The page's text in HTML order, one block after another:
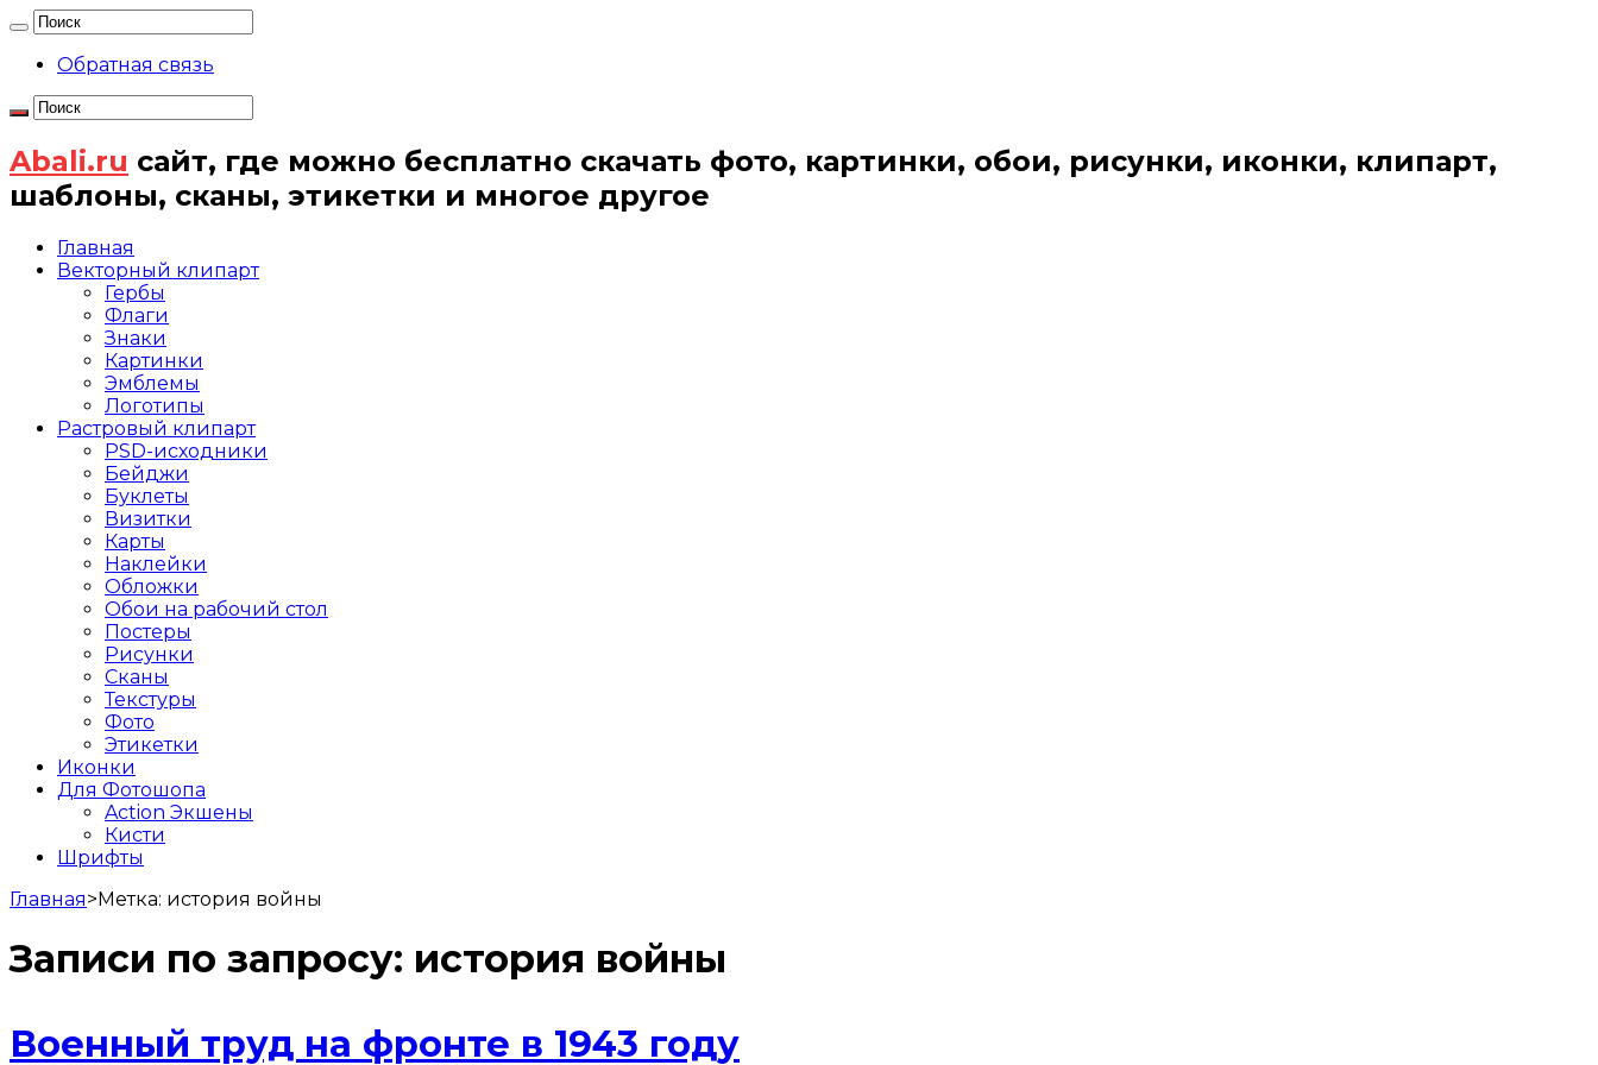
Обратная связь
Abali.ru сайт, где можно бесплатно скачать фото, картинки, обои, рисунки, иконки, клипарт,
шаблоны, сканы, этикетки и многое другое
Главная
Векторный клипарт
Гербы
Флаги
Знаки
Картинки
Эмблемы
Логотипы
Растровый клипарт
PSD-исходники
Бейджи
Буклеты
Визитки
Карты
Наклейки
Обложки
Обои на рабочий стол
Постеры
Рисунки
Сканы
Текстуры
Фото
Этикетки
Иконки
Для Фотошопа
Action Экшены
Кисти
Шрифты
Главная>Метка: история войны
Записи по запросу: история войны
Военный труд на фронте в 1943 году